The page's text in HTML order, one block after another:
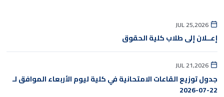
JUL 25,2026
إعــلان إلى طلاب كلية الحقوق
JUL 21,2026
جدول توزيع القاعات الامتحانية في كلية ليوم الأربعاء الموافق لـ
22-07-2026